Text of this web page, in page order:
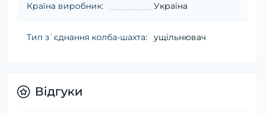
Країна виробник: Україна
Тип з`єднання колба-шахта: ущільнювач
Відгуки